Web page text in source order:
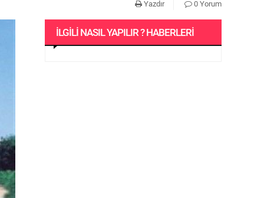
Yazdır 0 Yorum
İLGILI NASIL YAPILIR ? HABERLERI